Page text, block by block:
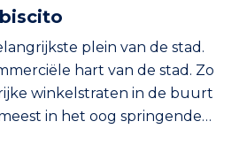
plein van de stad.
hart van de stad. Zo
winkelstraten in de buurt
in het oog springende
is de kerk San Francesco di